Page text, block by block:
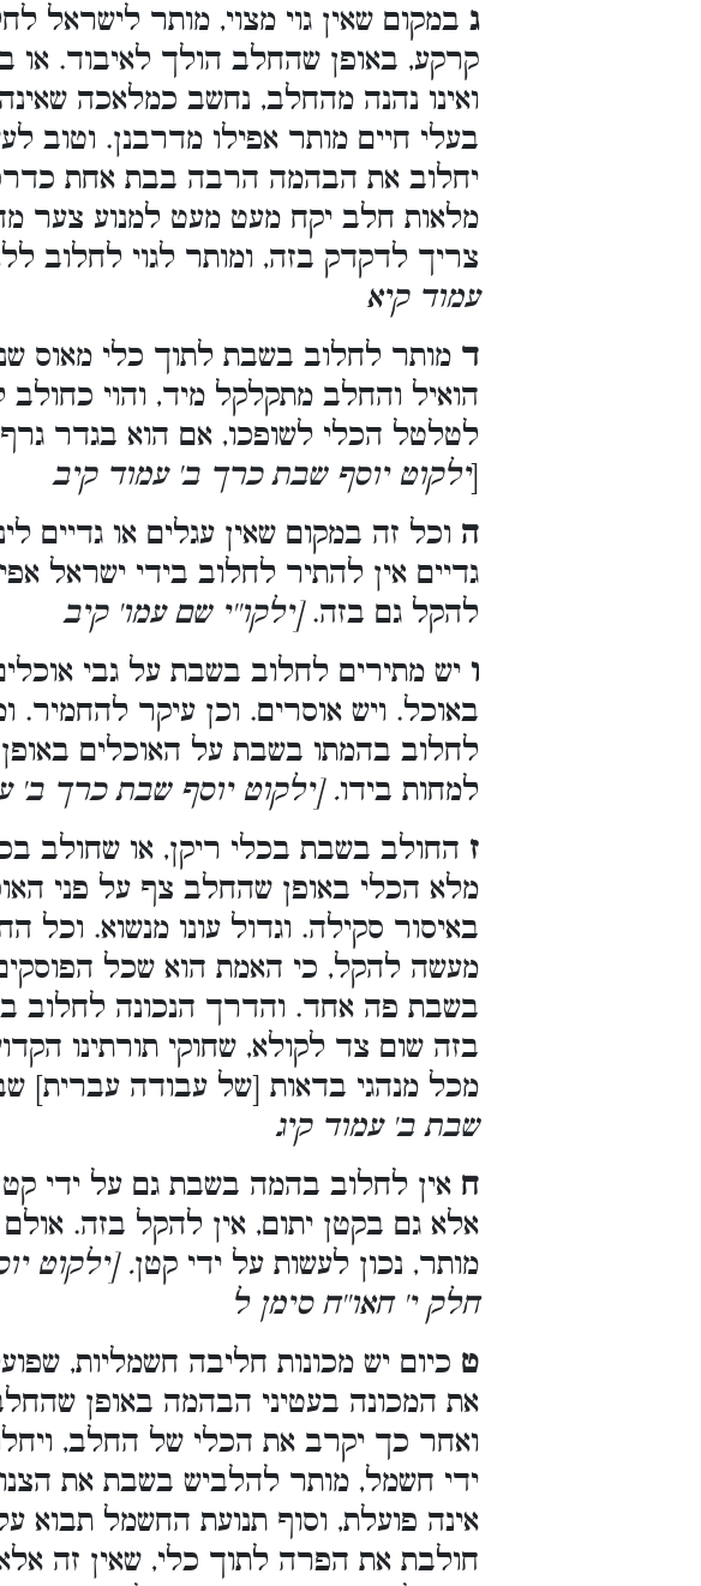
ג במקום שאין גוי מצוי, מותר לישראל
קרקע, באופן שהחלב הולך לאיבוד. או
ואינו נהנה מהחלב, נחשב כמלאכה
בעלי חיים מותר אפילו מדרבנן. וטוב
יחלוב את הבהמה הרבה בבת אחת
מלאות חלב יקח מעט מעט למנוע צער
צריך לדקדק בזה, ומותר לגוי לחלוב
עמוד קיא
ד מותר לחלוב בשבת לתוך כלי מאוס
הואיל והחלב מתקלקל מיד, והוי
לטלטל הכלי לשופכו, אם הוא בגדר
[ילקוט יוסף שבת כרך ב' עמוד קיב
ה וכל זה במקום שאין עגלים או גדיים
גדיים אין להתיר לחלוב בידי ישראל
להקל גם בזה.[ילקו''י שם עמו' קיב
ו יש מתירים לחלוב בשבת על גבי
באוכל. ויש אוסרים. וכן עיקר להחמיר.
לחלוב בהמתו בשבת על האוכלים
למחות בידו. [ילקוט יוסף שבת כרך ב'
ז החולב בשבת בכלי ריקן, או שחולב
מלא הכלי באופן שהחלב צף על פני
באיסור סקילה. וגדול עונו מנשוא.
מעשה להקל, כי האמת הוא שכל
בשבת פה אחד. והדרך הנכונה לחלוב
בזה שום צד לקולא, שחוקי תורתינו
מכל מנהגי בדאות [של עבודה עברית]
שבת ב' עמוד קיג
ח אין לחלוב בהמה בשבת גם על ידי
אלא גם בקטן יתום, אין להקל בזה.
מותר, נכון לעשות על ידי קטן. [ילקוט
חלק י' חאו''ח סימן ל
ט כיום יש מכונות חליבה חשמליות,
את המכונה בעטיני הבהמה באופן
ואחר כך יקרב את הכלי של החלב,
ידי חשמל, מותר להלביש בשבת את
אינה פועלת, וסוף תנועת החשמל תבוא על
חולבת את הפרה לתוך כלי, שאין זה